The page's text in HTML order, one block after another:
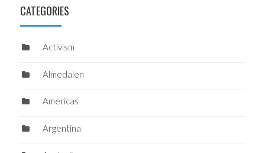
CATEGORIES
Activism
Almedalen
Americas
Argentina